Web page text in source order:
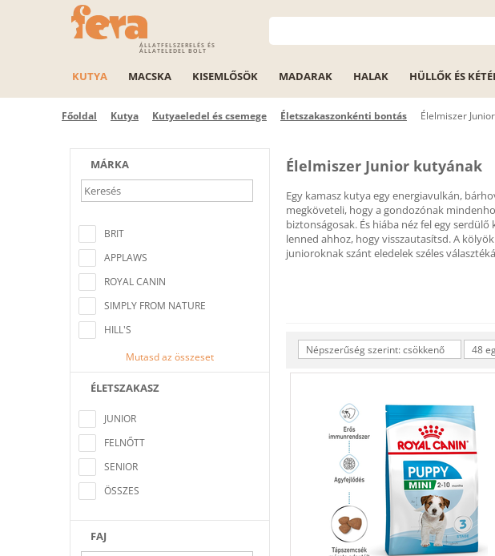
ÁLLATFELSZERELÉS ÉS
ÁLLATELEDEL BOLT
KUTYA MACSKA KISEMLŐSÖK MADARAK HALAK HÜLLŐK ÉS
Főoldal Kutya Kutyaeledel és csemege Életszakaszonkénti bontás Élelmiszer
MÁRKA
BRIT
APPLAWS
ROYAL CANIN
SIMPLY FROM NATURE
HILL'S
Mutasd az összeset
ÉLETSZAKASZ
megfelelő elem
JUNIOR
FELNŐTT
SENIOR
ÖSSZES
FAJ
Élelmiszer Junior kutyának
Egy kamasz kutya egy energiavulkán,
megköveteli, hogy a gondozónak
biztonságosak. És hiába néz fel egy
lenned ahhoz, hogy visszautasítsd. A
junioroknak szánt eledelek széles
Népszerűség szerint: csökkenő 48